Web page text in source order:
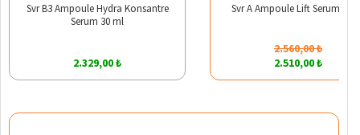
Svr B3 Ampoule Hydra Konsantre
Serum 30 ml
2.329,00 ₺
Svr A Ampoule Lift Serum 30
2.560,00 ₺
2.510,00 ₺